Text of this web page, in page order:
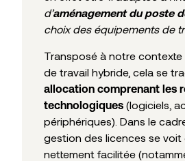
d’aménagement du poste
choix des équipements de
Transposé à notre contexte
de travail hybride, cela se
allocation comprenant les
technologiques (logiciels,
périphériques). Dans le
gestion des licences se voit
nettement facilitée